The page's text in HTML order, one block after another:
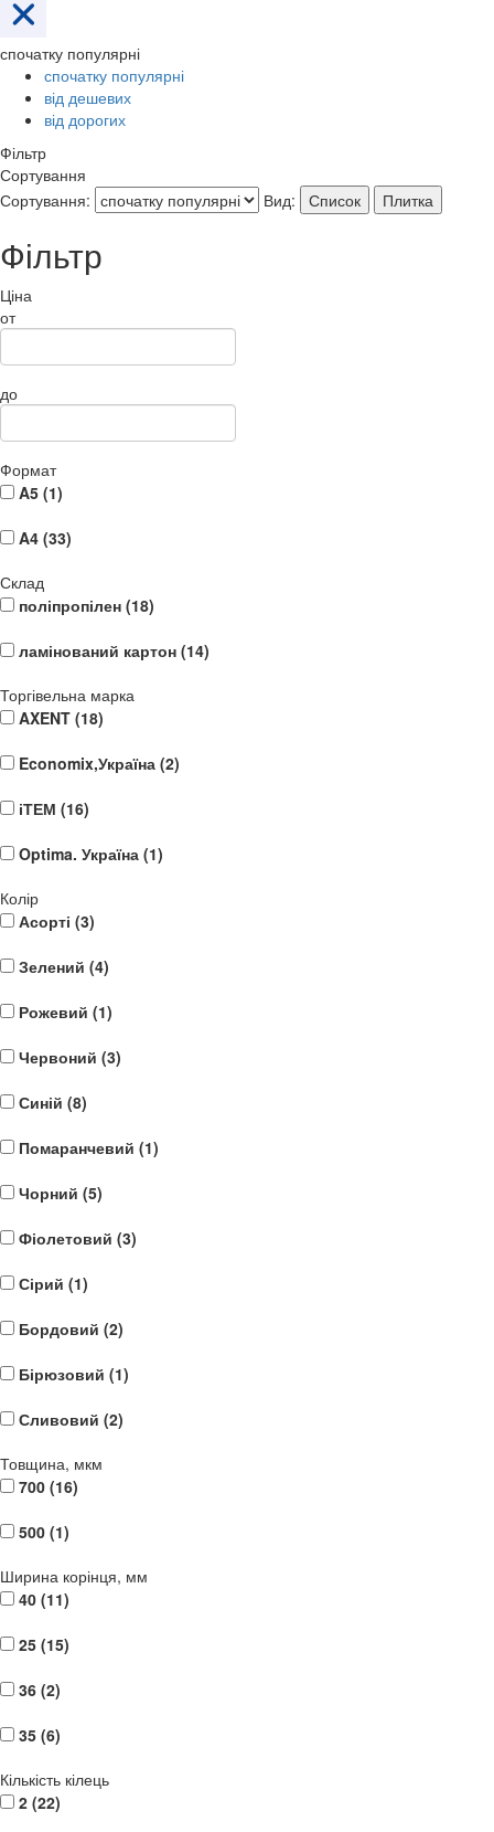
спочатку популярні
спочатку популярні
від дешевих
від дорогих
Фільтр
Сортування
Сортування:
Вид: Список Плитка
Фільтр
Ціна
от
до
Формат
A5 (1)
A4 (33)
Склад
поліпропілен (18)
ламінований картон (14)
Торгівельна марка
AXENT (18)
Economix,Україна (2)
іТЕМ (16)
Optima. Україна (1)
Колір
Асорті (3)
Зелений (4)
Рожевий (1)
Червоний (3)
Синій (8)
Помаранчевий (1)
Чорний (5)
Фіолетовий (3)
Сірий (1)
Бордовий (2)
Бірюзовий (1)
Сливовий (2)
Товщина, мкм
700 (16)
500 (1)
Ширина корінця, мм
40 (11)
25 (15)
36 (2)
35 (6)
Кількість кілець
2 (22)